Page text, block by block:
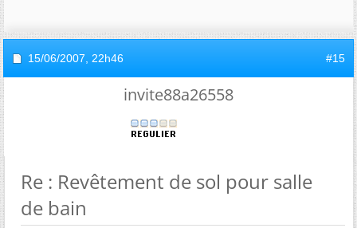
15/06/2007, 22h46 #15
invite88a26558
Re : Revêtement de sol pour salle
de bain